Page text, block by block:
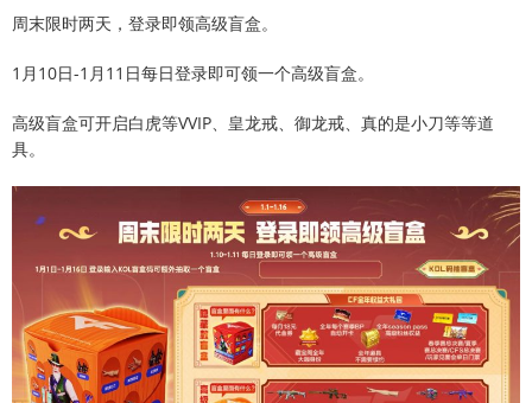
周末限时两天，登录即领高级盲盒。
1月10日-1月11日每日登录即可领一个高级盲盒。
高级盲盒可开启白虎等VVIP、皇龙戒、御龙戒、真的是小刀等等道
具。